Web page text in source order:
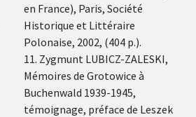
en France), Paris, Société
Historique et Littéraire
Polonaise, 2002, (404 p.).
11. Zygmunt LUBICZ-ZALESKI,
Mémoires de Grotowice à
Buchenwald 1939-1945,
témoignage, préface de Leszek